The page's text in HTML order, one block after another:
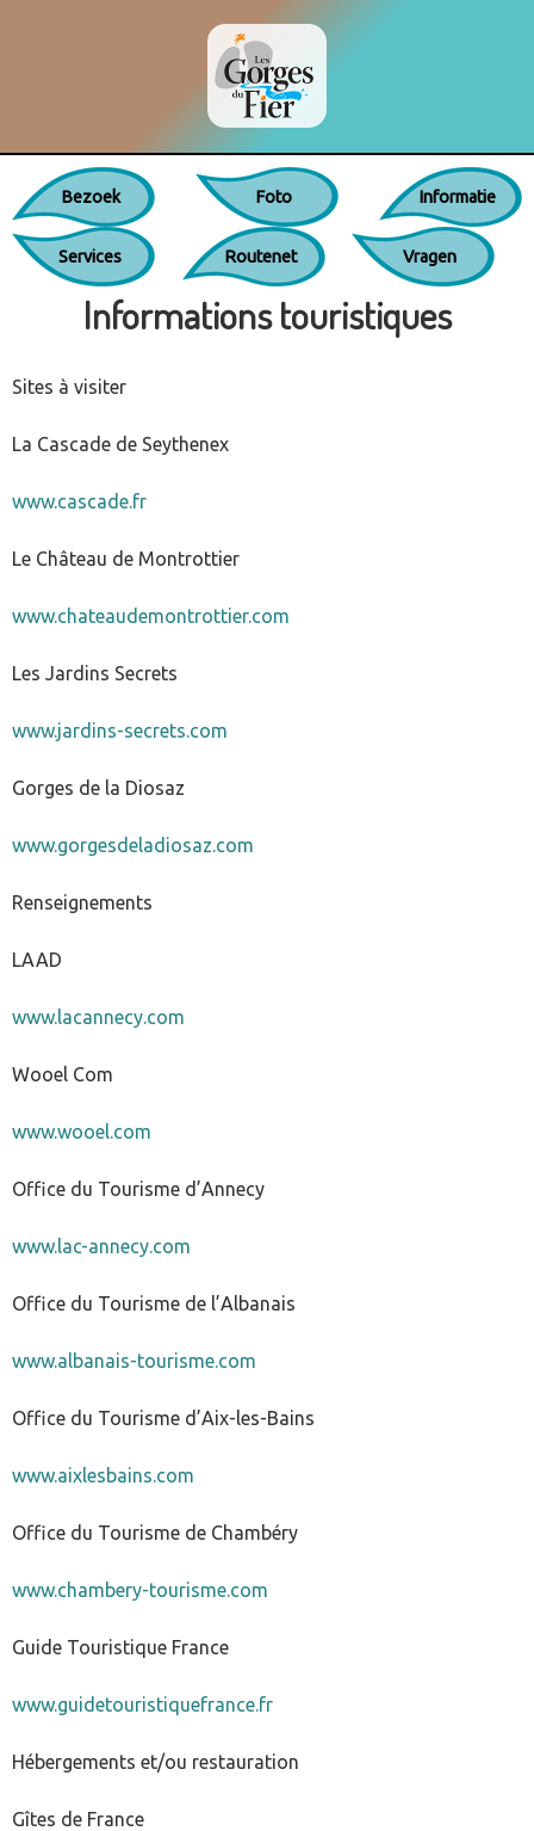
Bezoek Foto Informatie
Services Routenet Vragen
Informations touristiques
Sites à visiter
La Cascade de Seythenex
www.cascade.fr
Le Château de Montrottier
www.chateaudemontrottier.com
Les Jardins Secrets
www.jardins-secrets.com
Gorges de la Diosaz
www.gorgesdeladiosaz.com
Renseignements
LAAD
www.lacannecy.com
Wooel Com
www.wooel.com
Office du Tourisme d’Annecy
www.lac-annecy.com
Office du Tourisme de l’Albanais
www.albanais-tourisme.com
Office du Tourisme d’Aix-les-Bains
www.aixlesbains.com
Office du Tourisme de Chambéry
www.chambery-tourisme.com
Guide Touristique France
www.guidetouristiquefrance.fr
Hébergements et/ou restauration
Gîtes de France